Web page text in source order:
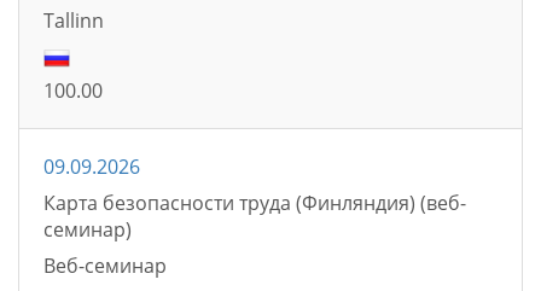
Tallinn
100.00
09.09.2026
Карта безопасности труда (Финляндия) (веб-
семинар)
Bеб-семинаp